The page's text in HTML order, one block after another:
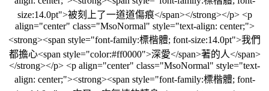
size:14.0pt">被刻上了一道道傷痕</span></strong></p> <p
align="center" class="MsoNormal" style="text-align: center;">
<strong><span style="font-family:標楷體; font-size:14.0pt">我們
都擔心<span style="color:#ff0000">深愛</span>著的人</span>
</strong></p> <p align="center" class="MsoNormal" style="text-
align: center;"><strong><span style="font-family:標楷體; font-